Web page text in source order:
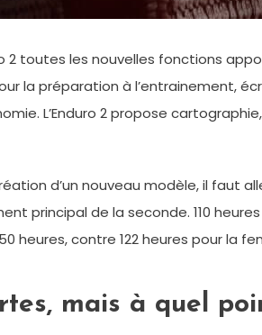
2 toutes les nouvelles fonctions
la préparation à l’entrainement,
L’Enduro 2 propose
d’un nouveau modèle, il faut
principal de la seconde. 110
heures, contre 122 heures pour la
mais à quel